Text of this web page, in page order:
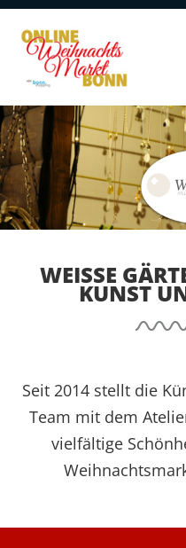
WEISSE
UNST
Seit 2014 stellt die
Team mit dem
vielfältige